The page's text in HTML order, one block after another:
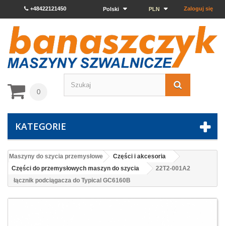
Zaloguj się
PLN
Polski
+48422121450
0
KATEGORIE
Maszyny do szycia przemysłowe
Części i akcesoria
Części do przemysłowych maszyn do szycia
22T2-001A2
łącznik podciągacza do Typical GC6160B